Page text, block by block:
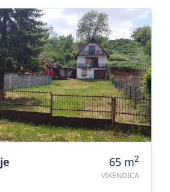
65 m2
VIKENDICA